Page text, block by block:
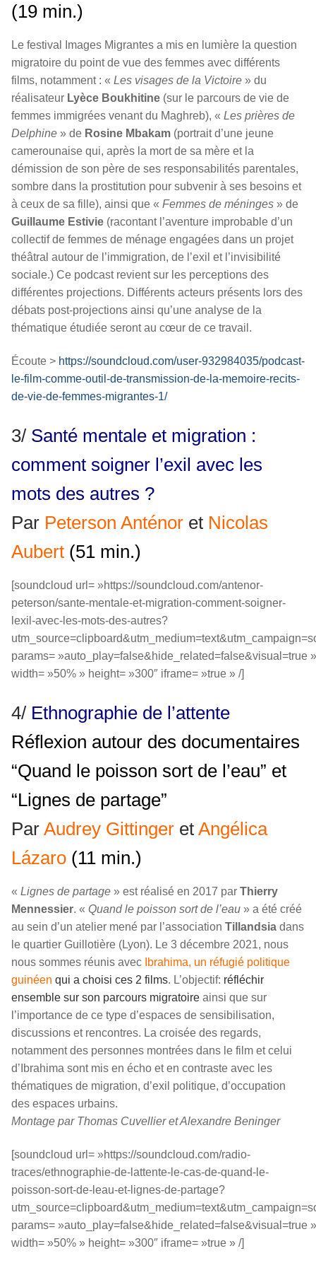
(19 min.)
Le festival Images Migrantes a mis en lumière la question
migratoire du point de vue des femmes avec différents
films, notamment : « Les visages de la Victoire » du
réalisateur Lyèce Boukhitine (sur le parcours de vie de
femmes immigrées venant du Maghreb), « Les prières de
Delphine » de Rosine Mbakam (portrait d’une jeune
camerounaise qui, après la mort de sa mère et la
démission de son père de ses responsabilités parentales,
sombre dans la prostitution pour subvenir à ses besoins et
à ceux de sa fille), ainsi que « Femmes de méninges » de
Guillaume Estivie (racontant l’aventure improbable d’un
collectif de femmes de ménage engagées dans un projet
théâtral autour de l’immigration, de l’exil et l’invisibilité
sociale.) Ce podcast revient sur les perceptions des
différentes projections. Différents acteurs présents lors des
débats post-projections ainsi qu’une analyse de la
thématique étudiée seront au cœur de ce travail.
Écoute > https://soundcloud.com/user-932984035/podcast-
le-film-comme-outil-de-transmission-de-la-memoire-recits-
de-vie-de-femmes-migrantes-1/
3/ Santé mentale et migration :
comment soigner l’exil avec les
mots des autres ?
Par Peterson Anténor et Nicolas
Aubert (51 min.)
[soundcloud url= »https://soundcloud.com/antenor-
peterson/sante-mentale-et-migration-comment-soigner-
lexil-avec-les-mots-des-autres?
params= »auto_play=false&hide_related=false&visual=true »
width= »50% » height= »300″ iframe= »true » /]
4/ Ethnographie de l’attente
Réflexion autour des documentaires
“Quand le poisson sort de l’eau” et
“Lignes de partage”
Par Audrey Gittinger et Angélica
Lázaro (11 min.)
« Lignes de partage » est réalisé en 2017 par Thierry
Mennessier. « Quand le poisson sort de l’eau » a été créé
au sein d’un atelier mené par l’association Tillandsia dans
le quartier Guillotière (Lyon). Le 3 décembre 2021, nous
nous sommes réunis avec Ibrahima, un réfugié politique
guinéen qui a choisi ces 2 films. L’objectif: réfléchir
ensemble sur son parcours migratoire ainsi que sur
l’importance de ce type d’espaces de sensibilisation,
discussions et rencontres. La croisée des regards,
notamment des personnes montrées dans le film et celui
d’Ibrahima sont mis en écho et en contraste avec les
thématiques de migration, d’exil politique, d’occupation
des espaces urbains.
Montage par Thomas Cuvellier et Alexandre Beninger
[soundcloud url= »https://soundcloud.com/radio-
traces/ethnographie-de-lattente-le-cas-de-quand-le-
poisson-sort-de-leau-et-lignes-de-partage?
params= »auto_play=false&hide_related=false&visual=true »
width= »50% » height= »300″ iframe= »true » /]